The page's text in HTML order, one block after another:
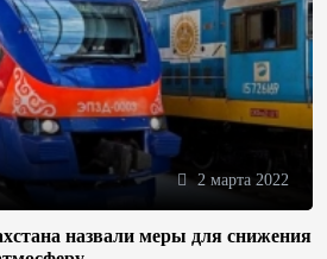
2 марта 2022
назвали меры для снижения